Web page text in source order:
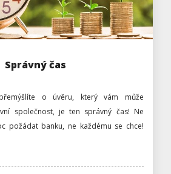
Správný čas
o úvěru, který vám může
společnost, je ten správný čas! Ne
požádat banku, ne každému se chce!